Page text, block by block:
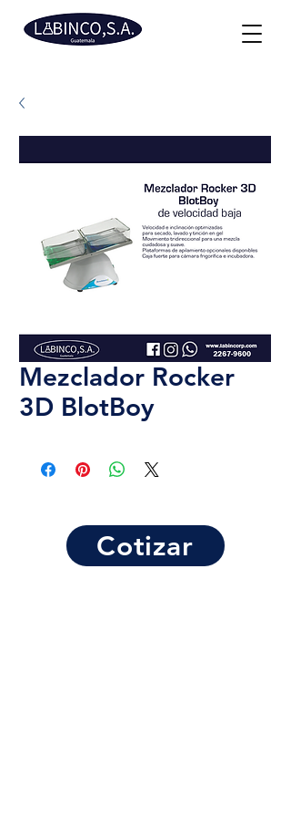
Mezclador Rocker
3D BlotBoy
Cotizar